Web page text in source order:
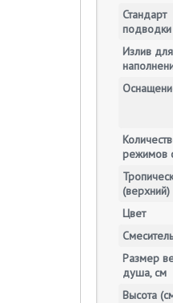
Стандарт
подводки
Излив для
режимов
Цвет
Смеситель
Размер
душа, см
Высота